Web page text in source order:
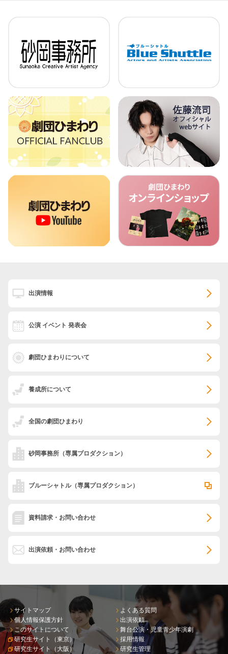
出演情報
公演 イベント 発表会
劇団ひまわりについて
養成所について
全国の劇団ひまわり
砂岡事務所 （専属プロダクション）
ブルーシャトル（専属プロダクション）
資料請求・お問い合わせ
出演依頼・お問い合わせ
サイトマップ
個人情報保護方針
このサイトについて
研究生サイト（東京）
研究生サイト（大阪）
よくある質問
出演依頼
舞台公演・児童青少年演劇
採用情報
研究生管理